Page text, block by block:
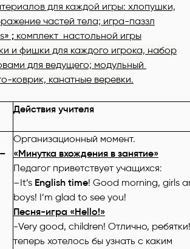
для каждой игры: хлопушки,
частей тела; игра-паззл
; комплект настольной игры
и фишки для каждого игрока, набор
для ведущего; модульный
коврик, канатные веревки.
Действия учителя
Организационный момент.
«Минутка вхождения в занятие»
Педагог приветствует учащихся:
–It’s English time! Good morning, girls
boys! I’m glad to see you!
Песня-игра «Hello!»
-Very good, children! Отлично,
теперь хотелось бы узнать с каким